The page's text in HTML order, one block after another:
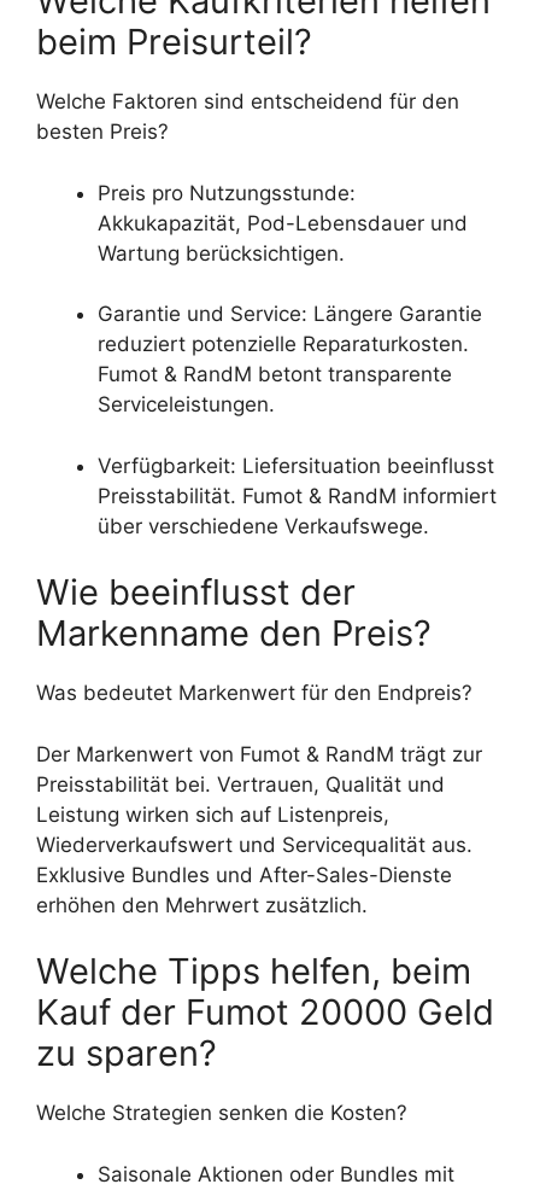
beim Preisurteil?
Welche Faktoren sind entscheidend für den
besten Preis?
Preis pro Nutzungsstunde:
Akkukapazität, Pod-Lebensdauer und
Wartung berücksichtigen.
Garantie und Service: Längere Garantie
reduziert potenzielle Reparaturkosten.
Fumot & RandM betont transparente
Serviceleistungen.
Verfügbarkeit: Liefersituation beeinflusst
Preisstabilität. Fumot & RandM informiert
über verschiedene Verkaufswege.
Wie beeinflusst der
Markenname den Preis?
Was bedeutet Markenwert für den Endpreis?
Der Markenwert von Fumot & RandM trägt zur
Preisstabilität bei. Vertrauen, Qualität und
Leistung wirken sich auf Listenpreis,
Wiederverkaufswert und Servicequalität aus.
Exklusive Bundles und After-Sales-Dienste
erhöhen den Mehrwert zusätzlich.
Welche Tipps helfen, beim
Kauf der Fumot 20000 Geld
zu sparen?
Welche Strategien senken die Kosten?
Saisonale Aktionen oder Bundles mit